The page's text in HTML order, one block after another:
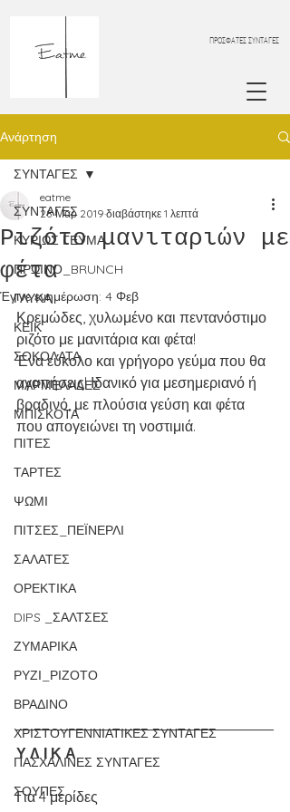
ΠΡΟΣΦΑΤΕΣ ΣΥΝΤΑΓΕΣ
Ανάρτηση
ΣΥΝΤΑΓΕΣ
ΚΥΡΙΩΣ ΓΕΥΜΑ
ΠΡΩΙΝΟ_BRUNCH
ΓΛΥΚΑ
ΚΕΙΚ
ΣΟΚΟΛΑΤΑ
ΜΑΡΜΕΛΑΔΕΣ
ΜΠΙΣΚΟΤΑ
ΠΙΤΕΣ
ΤΑΡΤΕΣ
ΨΩΜΙ
ΠΙΤΣΕΣ_ΠΕΪΝΕΡΛΙ
ΣΑΛΑΤΕΣ
ΟΡΕΚΤΙΚΑ
DIPS _ΣΑΛΤΣΕΣ
ΖΥΜΑΡΙΚΑ
ΡΥΖΙ_ΡΙΖΟΤΟ
ΒΡΑΔΙΝΟ
ΧΡΙΣΤΟΥΓΕΝΝΙΑΤΙΚΕΣ ΣΥΝΤΑΓΕΣ
ΠΑΣΧΑΛΙΝΕΣ ΣΥΝΤΑΓΕΣ
ΣΟΥΠΕΣ
ΣΥΝΤΑΓΕΣ
Ριζότο μανιταριών με
φέτα
eatme
28 Μαρ 2019 διαβάστηκε 1 λεπτά
Έγινε ενημέρωση: 4 Φεβ
Κρεμώδες, χυλωμένο και πεντανόστιμο
ριζότο με μανιτάρια και φέτα!
Ένα εύκολο και γρήγορο γεύμα που θα
αγαπήσεις! Ιδανικό για μεσημεριανό ή
βραδινό, με πλούσια γεύση και φέτα
που απογειώνει τη νοστιμιά.
Υ Λ Ι Κ Α
Για 4 μερίδες